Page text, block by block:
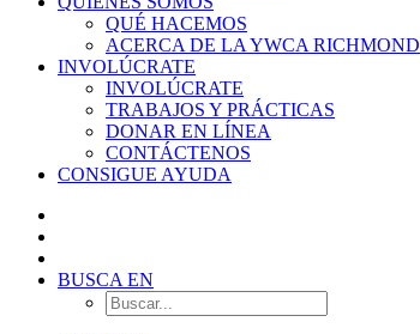
QUÉ HACEMOS
ACERCA DE LA YWCA RICHMOND
INVOLÚCRATE
INVOLÚCRATE
TRABAJOS Y PRÁCTICAS
DONAR EN LÍNEA
CONTÁCTENOS
CONSIGUE AYUDA
BUSCA EN